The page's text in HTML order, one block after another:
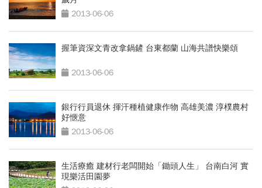
2013-06-06
握筆資深文青改拿鍋鏟 台東都蘭 山海共譜快樂頌
2013-06-06
銀行行員退休 揮汗種植健康作物 高雄美濃 淳樸農村
好愜意
2013-06-06
生活療癒 建材行老闆開始「鋤頭人生」 台南白河 實
現樂活田園夢